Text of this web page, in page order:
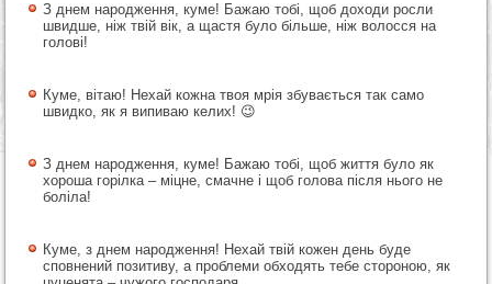
З днем народження, куме! Бажаю тобі, щоб доходи росли
швидше, ніж твій вік, а щастя було більше, ніж волосся на
голові!
Куме, вітаю! Нехай кожна твоя мрія збувається так само
швидко, як я випиваю келих! 😉
З днем народження, куме! Бажаю тобі, щоб життя було як
хороша горілка – міцне, смачне і щоб голова після нього не
боліла!
Куме, з днем народження! Нехай твій кожен день буде
сповнений позитиву, а проблеми обходять тебе стороною, як